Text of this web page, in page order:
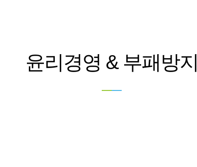
윤리경영 & 부패방지